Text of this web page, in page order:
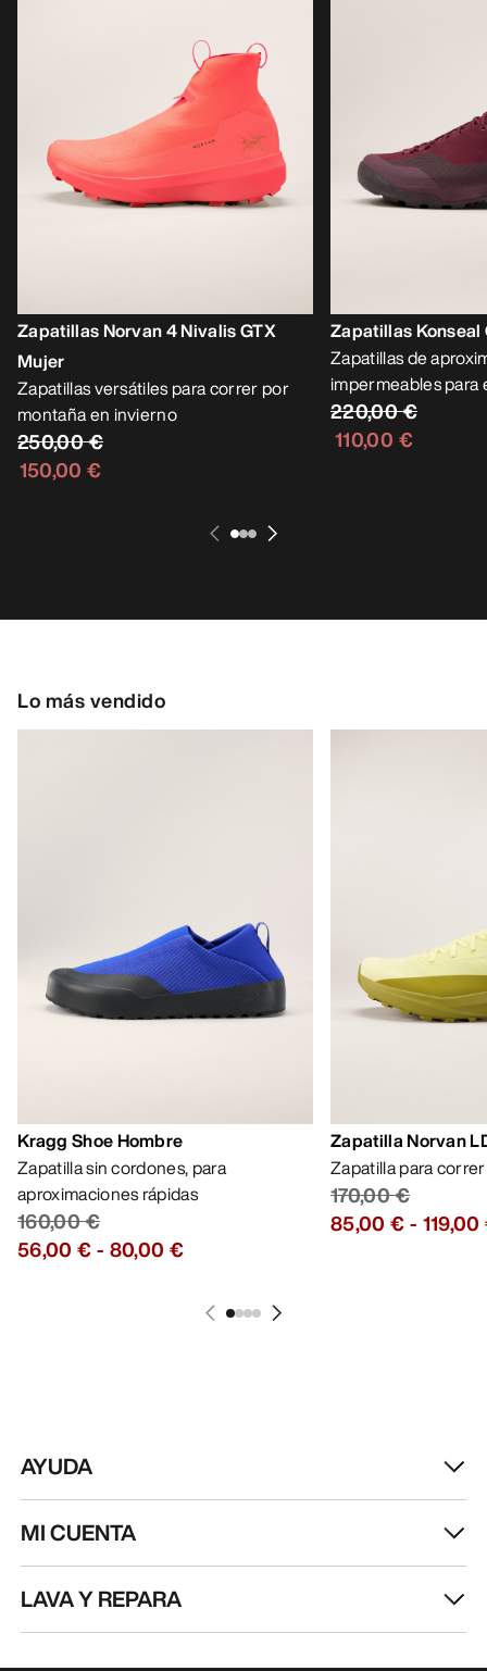
Zapatillas Norvan 4 Nivalis GTX
Mujer
Zapatillas versátiles para correr por
montaña en invierno
250,00 €
150,00 €
Zapatillas Konseal
Zapatillas de
impermeables
220,00 €
110,00 €
Lo más vendido
Kragg Shoe Hombre
Zapatilla sin cordones, para
aproximaciones rápidas
160,00 €
56,00 €- 80,00 €
Zapatilla Norvan
Zapatilla para
170,00 €
85,00 €-
AYUDA
MI CUENTA
LAVA Y REPARA